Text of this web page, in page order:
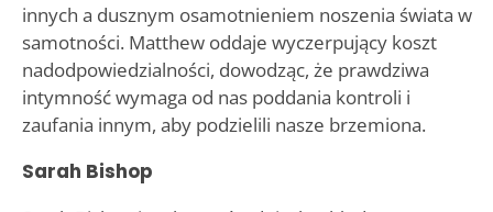
innych a dusznym osamotnieniem noszenia świata w
samotności. Matthew oddaje wyczerpujący koszt
nadodpowiedzialności, dowodząc, że prawdziwa
intymność wymaga od nas poddania kontroli i
zaufania innym, aby podzielili nasze brzemiona.
Sarah Bishop